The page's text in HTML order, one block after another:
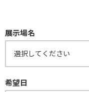
展示場名
希望日